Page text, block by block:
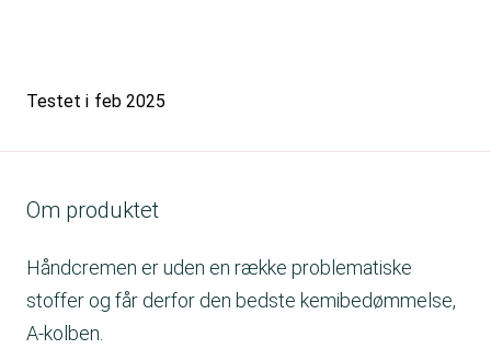
Testet i feb 2025
Om produktet
Håndcremen er uden en række problematiske
stoffer og får derfor den bedste kemibedømmelse,
A-kolben.